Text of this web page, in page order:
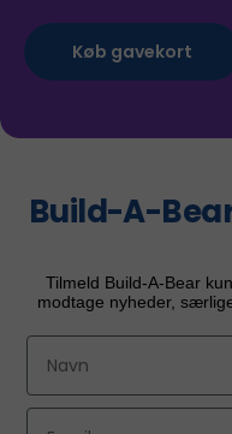
Køb gavekort
Build-A-
Tilmeld Build-A-Bear
modtage nyheder,
First Name
Email